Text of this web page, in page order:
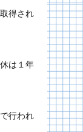
得され
は１年
行われ